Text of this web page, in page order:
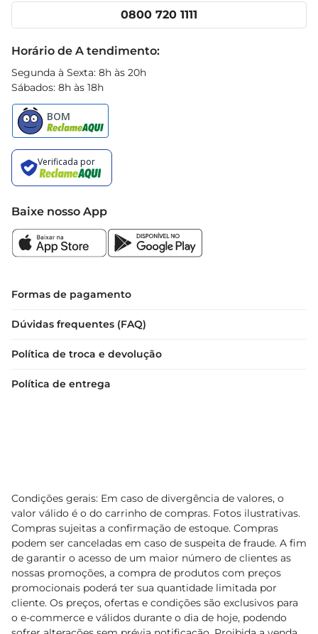
qualidade pode transformar seu dia.
Cencosud Media
0800 720 1111
Horário de A tendimento:
Segunda à Sexta: 8h às 20h
Sábados: 8h às 18h
Baixe nosso App
Formas de pagamento
Dúvidas frequentes (FAQ)
Política de troca e devolução
Política de entrega
Condições gerais: Em caso de divergência de valores, o
valor válido é o do carrinho de compras. Fotos ilustrativas.
Compras sujeitas a confirmação de estoque. Compras
podem ser canceladas em caso de suspeita de fraude. A fim
de garantir o acesso de um maior número de clientes as
nossas promoções, a compra de produtos com preços
promocionais poderá ter sua quantidade limitada por
cliente. Os preços, ofertas e condições são exclusivos para
o e-commerce e válidos durante o dia de hoje, podendo